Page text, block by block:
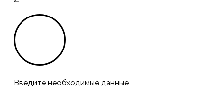
Введите необходимые данные